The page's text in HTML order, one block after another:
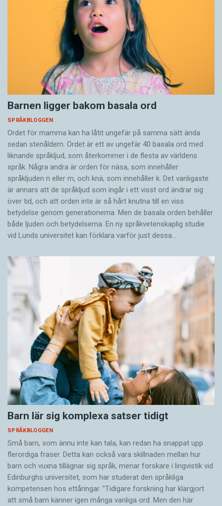
Barnen ligger bakom basala ord
SPRÅKBLOGGEN
Ordet för mamma kan ha låtit ungefär på samma sätt ända
sedan stenåldern. Ordet är ett av ungefär 40 basala ord med
liknande språkljud, som återkommer i de flesta av världens
språk. Några andra är orden för näsa, som innehåller
språkljuden n eller m, och knä, som innehåller k. Det vanligaste
är annars att de språkljud som ingår i ett visst ord ändrar sig
över tid, och att orden inte är så hårt knutna till en viss
betydelse genom generationerna. Men de basala orden behåller
både ljuden och betydelserna. En ny språkvetenskaplig studie
vid Lunds universitet kan förklara varför just dessa…
Barn lär sig komplexa satser tidigt
SPRÅKBLOGGEN
Små barn, som ännu inte kan tala, kan redan ha snappat upp
flerordiga fraser. Detta kan också vara skillnaden mellan hur
barn och vuxna tillägnar sig språk, menar forskare i lingvistik vid
Edinburghs universitet, som har studerat den språkliga
kompetensen hos ettåringar. ”Tidigare forskning har klargjort
att små barn känner igen många vanliga ord. Men den här